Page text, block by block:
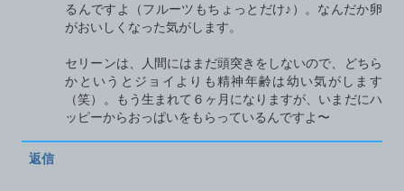
るんですよ（フルーツもちょっとだけ♪）。なんだか卵
がおいしくなった気がします。
セリーンは、人間にはまだ頭突きをしないので、どちら
かというとジョイよりも精神年齢は幼い気がします
（笑）。もう生まれて６ヶ月になりますが、いまだにハ
ッピーからおっぱいをもらっているんですよ〜
返信